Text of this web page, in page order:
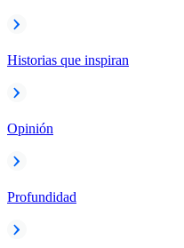
Historias que inspiran
Opinión
Profundidad